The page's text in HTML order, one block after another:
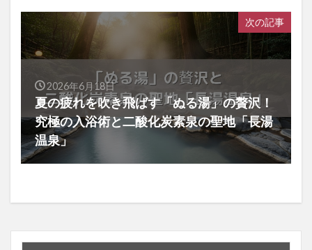
次の記事
2026年6月18日
夏の疲れを吹き飛ばす「ぬる湯」の贅沢！
究極の入浴術と二酸化炭素泉の聖地「長湯
温泉」